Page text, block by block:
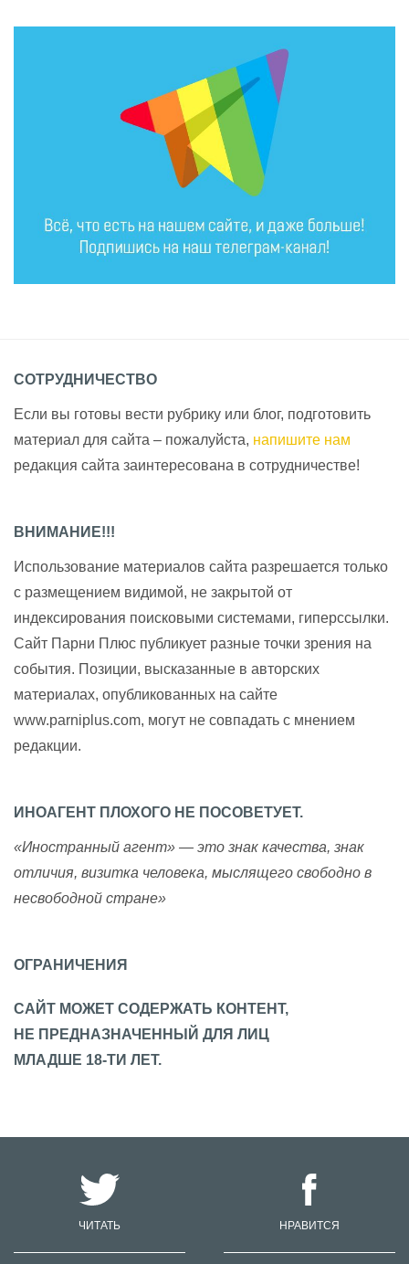
СОТРУДНИЧЕСТВО
Если вы готовы вести рубрику или блог, подготовить
материал для сайта – пожалуйста, напишите нам
редакция сайта заинтересована в сотрудничестве!
ВНИМАНИЕ!!!
Использование материалов сайта разрешается только
с размещением видимой, не закрытой от
индексирования поисковыми системами, гиперссылки.
Сайт Парни Плюс публикует разные точки зрения на
события. Позиции, высказанные в авторских
материалах, опубликованных на сайте
www.parniplus.com, могут не совпадать с мнением
редакции.
ИНОАГЕНТ ПЛОХОГО НЕ ПОСОВЕТУЕТ.
«Иностранный агент» — это знак качества, знак
отличия, визитка человека, мыслящего свободно в
несвободной стране»
ОГРАНИЧЕНИЯ
САЙТ МОЖЕТ СОДЕРЖАТЬ КОНТЕНТ,
НЕ ПРЕДНАЗНАЧЕННЫЙ ДЛЯ ЛИЦ
МЛАДШЕ 18-ТИ ЛЕТ.
ЧИТАТЬ НРАВИТСЯ